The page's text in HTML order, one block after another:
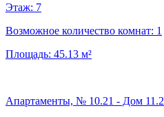
Этаж: 7
Возможное количество комнат: 1
Площадь: 45.13 м²
Апартаменты, № 10.21 - Дом 11.2